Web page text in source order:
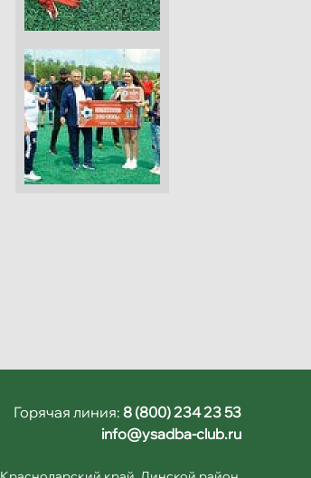
Горячая линия: 8 (800) 234 23 53
info@ysadba-club.ru